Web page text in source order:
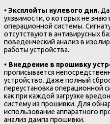
• Эксплойты нулевого дня.
уязвимости, о которых не
операционной системы.
отсутствуют в антивирусных
поведенческий анализ в
работы устройства.
• Внедрение в прошивку
прописывается
устройство. Даже полный
переустановка операционной
как при каждой загрузке
систему из прошивки. Для
использование аппаратного
анализ дампа прошивки.